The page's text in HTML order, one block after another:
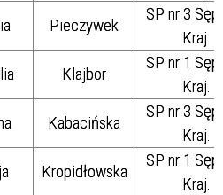
Pieczywek
SP nr 3
Kraj.
Klajbor
SP nr 1
Kraj.
Kabacińska
SP nr 3
Kraj.
Kropidłowska
SP nr 1
Kraj.